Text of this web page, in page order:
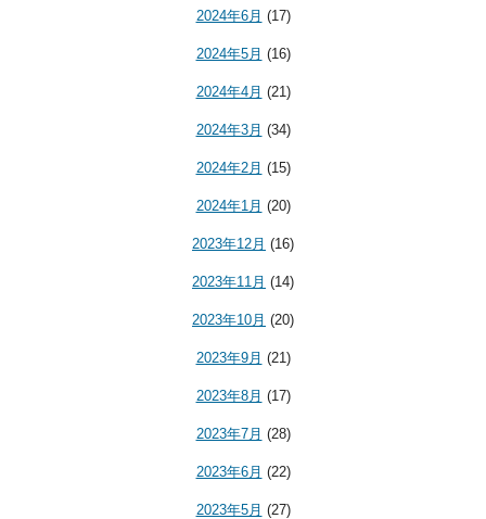
2024年6月 (17)
2024年5月 (16)
2024年4月 (21)
2024年3月 (34)
2024年2月 (15)
2024年1月 (20)
2023年12月 (16)
2023年11月 (14)
2023年10月 (20)
2023年9月 (21)
2023年8月 (17)
2023年7月 (28)
2023年6月 (22)
2023年5月 (27)